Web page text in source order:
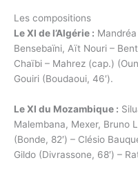
Les compositions
Le XI de l’Algérie :
Bensebaïni, Aït Nouri –
Chaïbi – Mahrez (cap.)
Gouiri (Boudaoui, 46′).
Le XI du Mozambique :
Malembana, Mexer, Bruno
(Bonde, 82′) – Clésio
Gildo (Divrassone, 68′) –